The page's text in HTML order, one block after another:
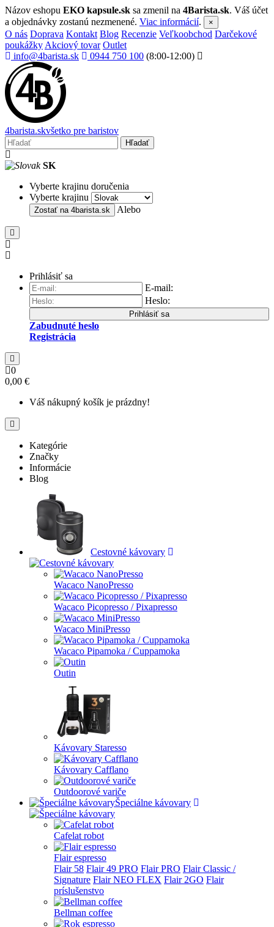
Názov eshopu EKO kapsule.sk sa zmenil na 4Barista.sk. Váš účet
a objednávky zostanú nezmenené. Viac informácií. ×
O nás Doprava Kontakt Blog Recenzie Veľkoobchod Darčekové
poukážky Akciový tovar Outlet
info@4barista.sk
0944 750 100 (8:00-12:00)
4barista.skvšetko pre baristov
Hľadať
SK
Vyberte krajinu doručenia
Vyberte krajinu
Zostať na 4barista.sk Alebo
Prihlásiť sa
E-mail:
Heslo:
Prihlásiť sa
Zabudnuté heslo
Registrácia
0
0,00 €
Váš nákupný košík je prázdny!
Kategórie
Značky
Informácie
Blog
Cestovné kávovary
Wacaco NanoPresso
Wacaco Picopresso / Pixapresso
Wacaco MiniPresso
Wacaco Pipamoka / Cuppamoka
Outin
Kávovary Staresso
Kávovary Cafflano
Outdoorové variče
Špeciálne kávovary
Cafelat robot
Flair espresso
Flair 58 Flair 49 PRO Flair PRO Flair Classic /
Signature Flair NEO FLEX Flair 2GO Flair
príslušenstvo
Bellman coffee